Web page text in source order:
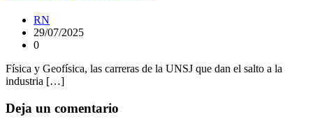
RN
29/07/2025
0
Física y Geofísica, las carreras de la UNSJ que dan el salto a la
industria […]
Deja un comentario